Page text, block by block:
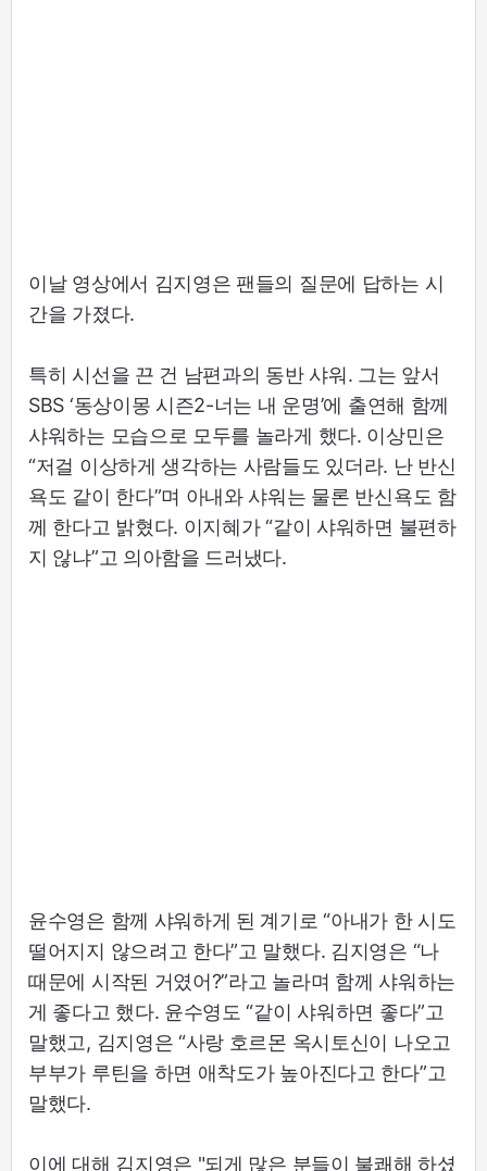
이날 영상에서 김지영은 팬들의 질문에 답하는 시
간을 가졌다.
특히 시선을 끈 건 남편과의 동반 샤워. 그는 앞서
SBS ‘동상이몽 시즌2-너는 내 운명’에 출연해 함께
샤워하는 모습으로 모두를 놀라게 했다. 이상민은
“저걸 이상하게 생각하는 사람들도 있더라. 난 반신
욕도 같이 한다”며 아내와 샤워는 물론 반신욕도 함
께 한다고 밝혔다. 이지혜가 “같이 샤워하면 불편하
지 않냐”고 의아함을 드러냈다.
윤수영은 함께 샤워하게 된 계기로 “아내가 한 시도
떨어지지 않으려고 한다”고 말했다. 김지영은 “나
때문에 시작된 거였어?”라고 놀라며 함께 샤워하는
게 좋다고 했다. 윤수영도 “같이 샤워하면 좋다”고
말했고, 김지영은 “사랑 호르몬 옥시토신이 나오고
부부가 루틴을 하면 애착도가 높아진다고 한다”고
말했다.
이에 대해 김지영은 "되게 많은 분들이 불쾌해 하셨